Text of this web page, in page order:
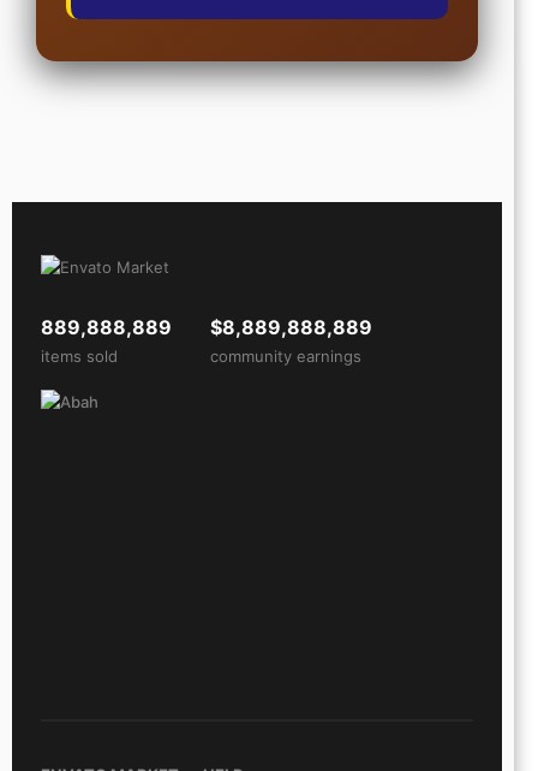
889,888,889
items sold
$8,889,888,889
community earnings